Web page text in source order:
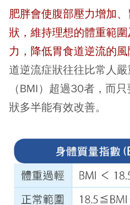
肥胖會使腹部壓力增加
狀，維持理想的體重範
力，降低胃食道逆流的風
道逆流症狀往往比常人
（BMI）超過30者，而
狀多半能有效改善。